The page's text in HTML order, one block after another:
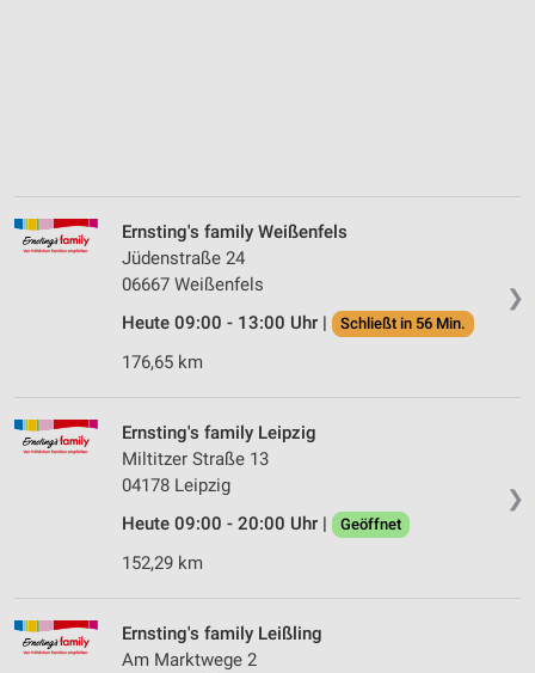
❯
Ernsting's family Weißenfels
Jüdenstraße 24
06667 Weißenfels
Heute 09:00 - 13:00 Uhr |
Schließt in 56 Min.
176,65 km
❯
Ernsting's family Leipzig
Miltitzer Straße 13
04178 Leipzig
Heute 09:00 - 20:00 Uhr |
Geöffnet
152,29 km
Ernsting's family Leißling
Am Marktwege 2